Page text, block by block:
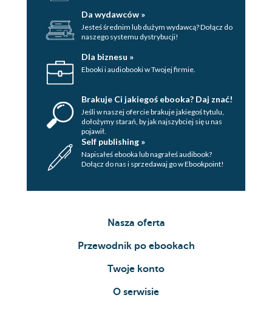
Da wydawców »
Jesteś średnim lub dużym wydawcą? Dołącz do
naszego systemu dystrybucji!
Dla biznesu »
Ebooki i audiobooki w Twojej firmie.
Brakuje Ci jakiegoś ebooka? Daj znać!
Jeśli w naszej ofercie brakuje jakiegoś tytulu,
dołożymy starań, by jak najszybciej się u nas
pojawił.
Self publishing »
Napisałeś ebooka lub nagrałeś audibook?
Dołącz do nas i sprzedawaj go w Ebookpoint!
Nasza oferta
Przewodnik po ebookach
Twoje konto
O serwisie